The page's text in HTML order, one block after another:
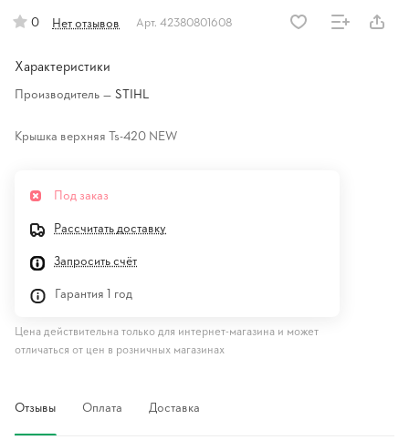
0 Нет отзывов Арт. 42380801608
Характеристики
Производитель — STIHL
Крышка верхняя Ts-420 NEW
Под заказ
Рассчитать доставку
Запросить счёт
Гарантия 1 год
Цена действительна только для интернет-магазина и может
отличаться от цен в розничных магазинах
Отзывы Оплата Доставка